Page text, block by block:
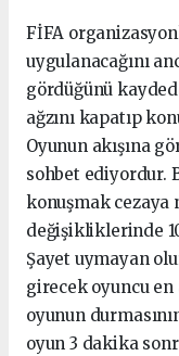
FİFA
uygulanacağını
gördüğünü
ağzını kapatıp
Oyunun akışına
sohbet ediyordur.
konuşmak cezaya
değişikliklerinde
Şayet uymayan
girecek oyuncu en
oyunun
oyun 3 dakika